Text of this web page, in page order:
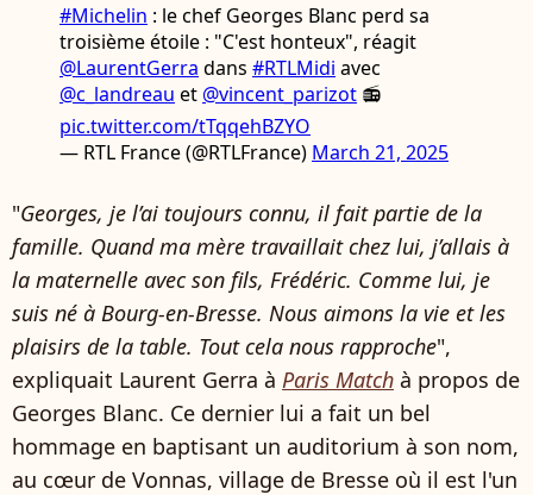
#Michelin : le chef Georges Blanc perd sa
troisième étoile : "C'est honteux", réagit
@LaurentGerra dans #RTLMidi avec
@c_landreau et @vincent_parizot 📻
pic.twitter.com/tTqqehBZYO
— RTL France (@RTLFrance) March 21, 2025
"Georges, je l’ai toujours connu, il fait partie de la
famille. Quand ma mère travaillait chez lui, j’allais à
la maternelle avec son fils, Frédéric. Comme lui, je
suis né à Bourg-en-Bresse. Nous aimons la vie et les
plaisirs de la table. Tout cela nous rapproche",
expliquait Laurent Gerra à Paris Match à propos de
Georges Blanc. Ce dernier lui a fait un bel
hommage en baptisant un auditorium à son nom,
au cœur de Vonnas, village de Bresse où il est l'un